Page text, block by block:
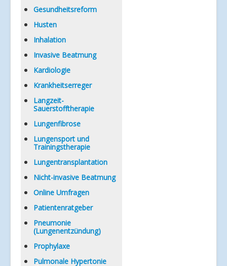
Gesundheitsreform
Husten
Inhalation
Invasive Beatmung
Kardiologie
Krankheitserreger
Langzeit-
Sauerstofftherapie
Lungenfibrose
Lungensport und
Trainingstherapie
Lungentransplantation
Nicht-invasive Beatmung
Online Umfragen
Patientenratgeber
Pneumonie
(Lungenentzündung)
Prophylaxe
Pulmonale Hypertonie